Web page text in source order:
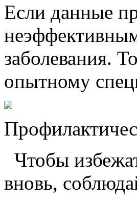
Если данные
заболевания.
опытному
Чтобы
вновь,